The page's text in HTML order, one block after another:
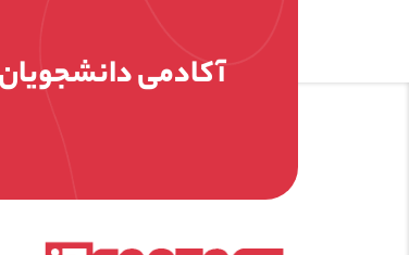
آکادمی